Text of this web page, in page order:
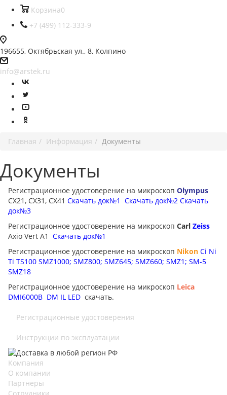
Корзина0
+7 (499) 112-333-9
196655, Октябрьская ул., 8, Колпино
info@arstek.ru
Главная Информация Документы
Документы
Регистрационное удостоверение на микроскоп Olympus
CX21, CX31, CX41 Скачать док№1 Скачать док№2 Скачать
док№3
Регистрационное удостоверение на микроскоп Carl Zeiss
Axio Vert A1 Скачать док№1
Регистрационное удостоверение на микроскоп Nikon Ci Ni
Ti TS100 SMZ1000; SMZ800; SMZ645; SMZ660; SMZ1; SM-5
SMZ18
Регистрационное удостоверение на микроскоп Leica
DMI6000B DM IL LED cкачать.
Регистрационные удостоверения
Инструкции по эксплуатации
Компания
О компании
Партнеры